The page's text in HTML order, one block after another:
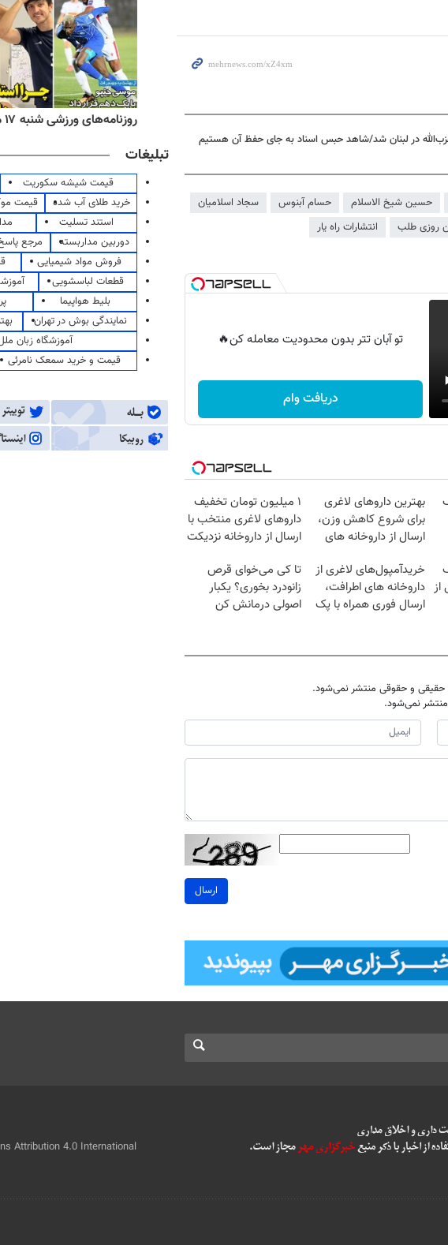
در لبنان شد/شاهد حبس اسناد به جای حفظ آن هستیم
حسین شیخ الاسلام حسام آبنوس
سجاد اسلامیان
روزی طلب انتشارات راه یار
تو آبان تتر بدون محدودیت معامله کن🔥
دریافت وام
بهترین داروهای لاغری
برای شروع کاهش وزن،
ارسال از داروخانه های
۱ میلیون تومان تخفیف
داروهای لاغری منتخب با
ارسال از داروخانه نزدیکت
خریدآمپول‌های لاغری از
داروخانه های اطرافت،
ارسال فوری همراه با پک
تا کی می‌خوای قرص
زانودرد بخوری؟ یکبار
اصولی درمانش کن
حقیقی و حقوقی منتشر نمی‌شود.
منتشر نمی‌شود.
ارسال
روزنامه‌های اقتصادی شنبه ۱۷ مرداد ۱۴۰۵ روزنامه‌های ورزشی شنبه ۱۷ مرداد ۱۴۰۵
تبلیغات
قیمت شیشه سکوریت
خرید طلای آب شده
قیمت
استند تسلیت
دوربین مداربسته
مرجع
فروش مواد شیمیایی
قطعات لباسشویی
بلیط هواپیما
نمایندگی بوش در تهران
آموزشگاه زبان
قیمت و خرید سمعک نامرئی
Attribution 4.0 International